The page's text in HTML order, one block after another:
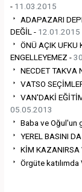
- 11.03.2015
ADAPAZARI
DEĞİL - 12.01.2015
ÖNÜ AÇIK UFKU
ENGELLEYEMEZ -
NECDET TAKVA
VATSO
VAN'DAKİ
05.05.2013
Baba ve Oğul'un
YEREL BASINI
KİM KAZANIRSA
Örgüte katılımda